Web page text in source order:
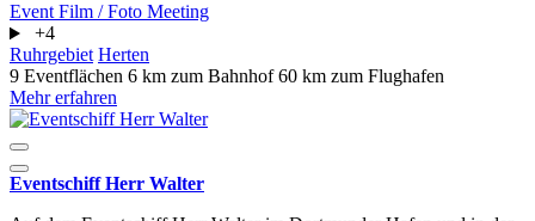
Event Film / Foto Meeting
+4
Ruhrgebiet Herten
9 Eventflächen 6 km zum Bahnhof60 km zum Flughafen
Mehr erfahren
Eventschiff Herr Walter